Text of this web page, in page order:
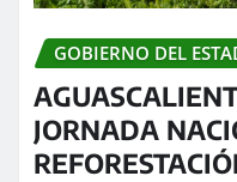
GOBIERNO DEL
JORNADA